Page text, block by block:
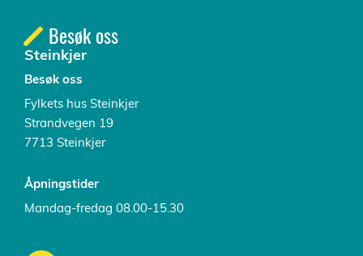
Besøk oss
Steinkjer
Besøk oss
Fylkets hus Steinkjer
Strandvegen 19
7713 Steinkjer
Åpningstider
Mandag-fredag 08.00-15.30